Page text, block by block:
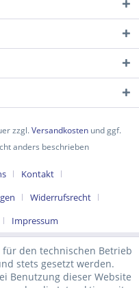
Pflichtfelder.
zzgl.Versandkosten und ggf.
anders beschrieben
Kontakt
Widerrufsrecht
Impressum
für den technischen Betrieb
stets gesetzt werden.
Benutzung dieser Website